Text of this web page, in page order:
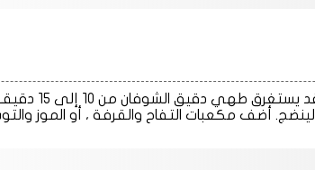
قم بطهي
أضف مكعبات التفاح والقرفة ، أو الموز والتوت